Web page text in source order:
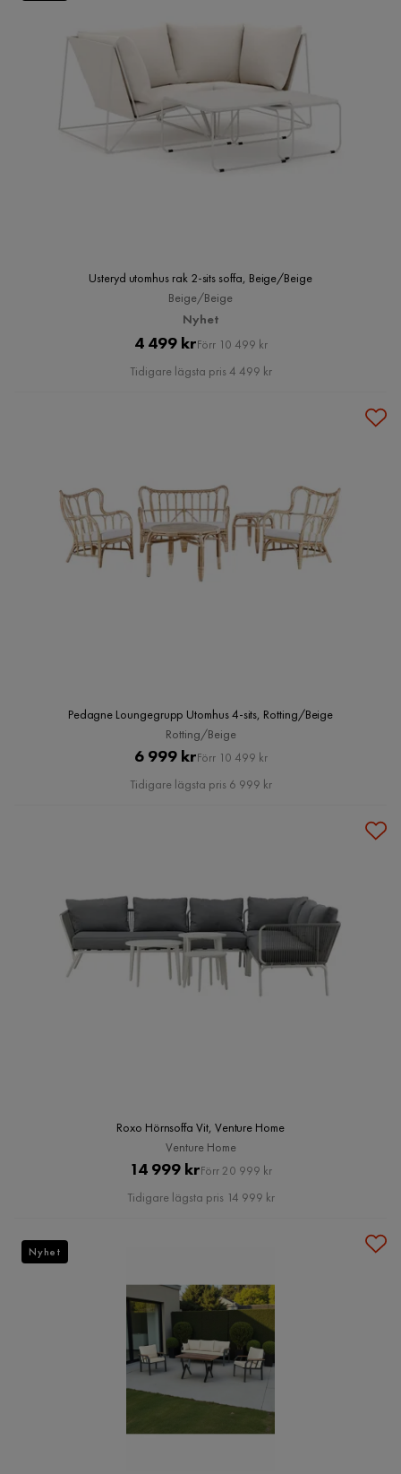
Usteryd utomhus rak 2-sits soffa, Beige/Beige
Beige/Beige
Nyhet
Pris
4 499 krOriginal
Pris
Förr 10 499 kr
Tidigare lägsta pris 4 499 kr
Pedagne Loungegrupp Utomhus 4-sits, Rotting/Beige
Rotting/Beige
Pris
6 999 krOriginal
Pris
Förr 10 499 kr
Tidigare lägsta pris 6 999 kr
Roxo Hörnsoffa Vit, Venture Home
Venture Home
Pris
14 999 krOriginal
Pris
Förr 20 999 kr
Tidigare lägsta pris 14 999 kr
Nyhet